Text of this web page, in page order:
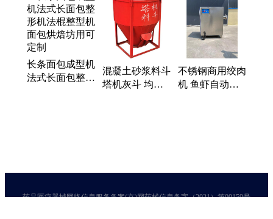
长条面包成型机
法式长面包整形
混凝土砂浆料斗
塔机灰斗 均匀
不锈钢商用绞肉
机 鱼虾自动化
药品医疗器械网络信息服务备案(京)网药械信息备字（2021）第00159号